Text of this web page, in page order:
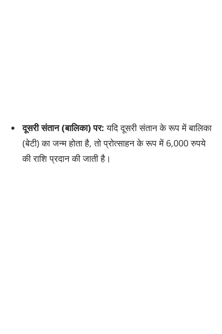
दूसरी संतान (बालिका) पर: यदि दूसरी संतान के रूप में बालिका
(बेटी) का जन्म होता है, तो प्रोत्साहन के रूप में 6,000 रुपये
की राशि प्रदान की जाती है।